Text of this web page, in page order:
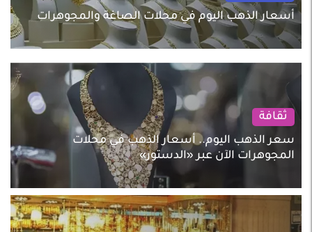
أسعار الذهب اليوم في محلات الصاغة والمجوهرات
ثقافة
سعر الذهب اليوم.. أسعار الذهب في محلات
المجوهرات الآن عبر «الدستور»